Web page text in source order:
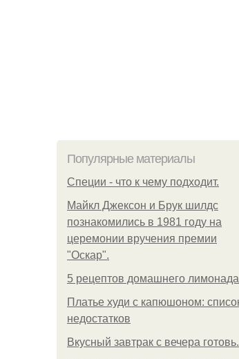
Популярные материалы
Специи - что к чему подходит.
Майкл Джексон и Брук шилдс
познакомились в 1981 году на
церемонии вручения премии
"Оскар".
5 рецептов домашнего
Платье худи с капюшоном:
недостатков
Вкусный завтрак с вечера готовь.